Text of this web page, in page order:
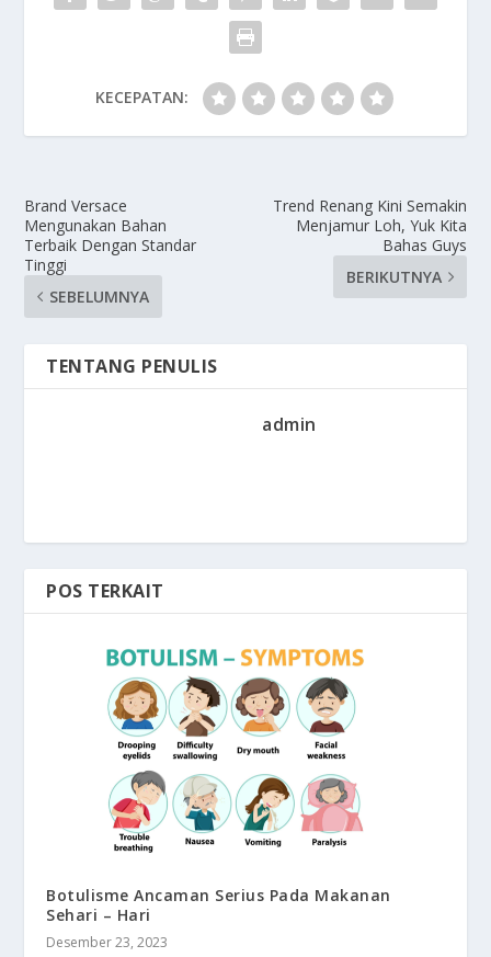
KECEPATAN:
Brand Versace
Mengunakan Bahan
Terbaik Dengan Standar
Tinggi
SEBELUMNYA
Trend Renang Kini Semakin
Menjamur Loh, Yuk Kita
Bahas Guys
BERIKUTNYA
TENTANG PENULIS
admin
POS TERKAIT
Botulisme Ancaman Serius Pada Makanan
Sehari – Hari
Desember 23, 2023